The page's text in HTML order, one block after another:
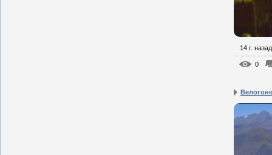
14 г. назад
0